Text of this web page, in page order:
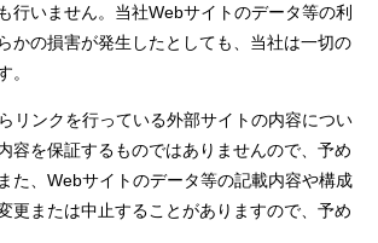
行いません。当社Webサイトのデータ等の利
かの損害が発生したとしても、当社は一切の
。
リンクを行っている外部サイトの内容につい
容を保証するものではありませんので、予め
た、Webサイトのデータ等の記載内容や構成
更または中止することがありますので、予め